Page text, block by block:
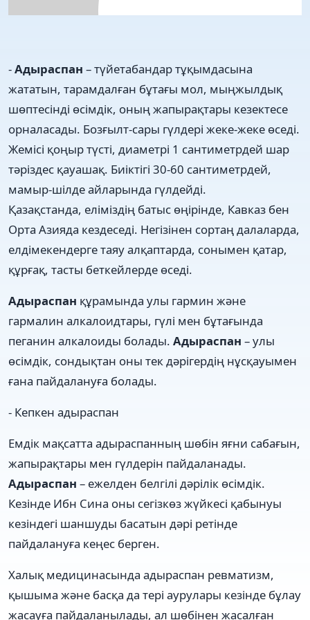
-Адыраспан – түйетабандар тұқымдасына
жататын, тарамдалған бұтағы мол, мыңжылдық
шөптесінді өсімдік, оның жапырақтары кезектесе
орналасады. Бозғылт-сары гүлдері жеке-жеке өседі.
Жемісі қоңыр түсті, диаметрі 1 сантиметрдей шар
тәріздес қауашақ. Биіктігі 30-60 сантиметрдей,
мамыр-шілде айларында гүлдейді.
Қазақстанда, еліміздің батыс өңірінде, Кавказ бен
Орта Азияда кездеседі. Негізінен сортаң далаларда,
елдімекендерге таяу алқаптарда, сонымен қатар,
құрғақ, тасты беткейлерде өседі.
Адыраспан құрамында улы гармин және
гармалин алкалоидтары, гүлі мен бұтағында
пеганин алкалоиды болады. Адыраспан – улы
өсімдік, сондықтан оны тек дәрігердің нұсқауымен
ғана пайдалануға болады.
- Кепкен адыраспан
Емдік мақсатта адыраспанның шөбін яғни сабағын,
жапырақтары мен гүлдерін пайдаланады.
Адыраспан – ежелден белгілі дәрілік өсімдік.
Кезінде Ибн Сина оны сегізкөз жүйкесі қабынуы
кезіндегі шаншуды басатын дәрі ретінде
пайдалануға кеңес берген.
Халық медицинасында адыраспан ревматизм,
қышыма және басқа да тері аурулары кезінде бұлау
жасауға пайдаланылады, ал шөбінен жасалған